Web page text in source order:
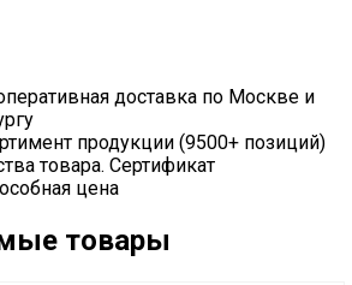
доставка по Москве и
продукции (9500+ позиций)
товара. Сертификат
цена
товары